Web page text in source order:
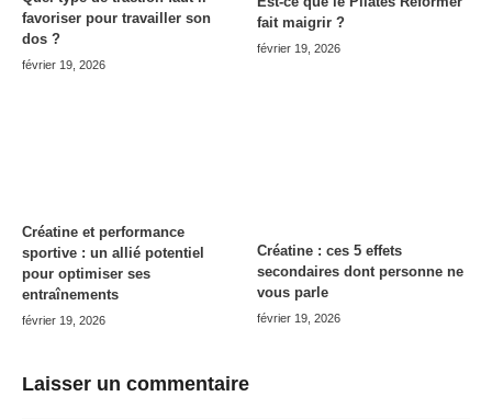
favoriser pour travailler son
dos ?
février 19, 2026
fait maigrir ?
février 19, 2026
Créatine et performance
sportive : un allié potentiel
pour optimiser ses
entraînements
février 19, 2026
Créatine : ces 5 effets
secondaires dont personne ne
vous parle
février 19, 2026
Laisser un commentaire